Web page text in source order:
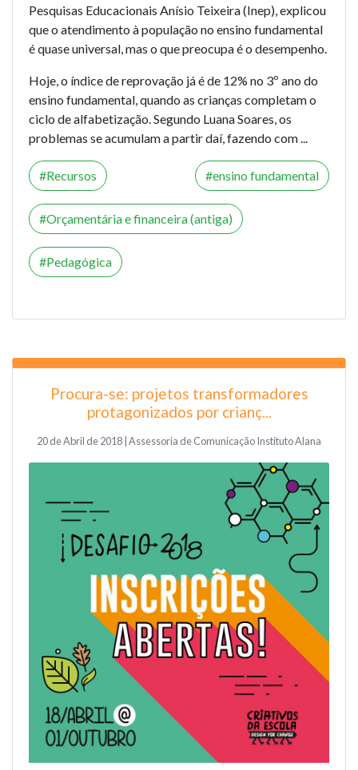
Pesquisas Educacionais Anísio Teixeira (Inep), explicou
que o atendimento à população no ensino fundamental
é quase universal, mas o que preocupa é o desempenho.
Hoje, o índice de reprovação já é de 12% no 3º ano do
ensino fundamental, quando as crianças completam o
ciclo de alfabetização. Segundo Luana Soares, os
problemas se acumulam a partir daí, fazendo com ...
Recursos ensino fundamental
Orçamentária e financeira (antiga)
Pedagógica
Procura-se: projetos transformadores
protagonizados por crianç...
20 de Abril de 2018 | Assessoria de Comunicação Instituto Alana